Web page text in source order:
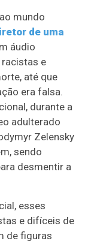
mundo
de uma
áudio
e
até que
era falsa.
durante a
adulterado
Zelensky
sendo
desmentir a
esses
e difíceis de
de figuras